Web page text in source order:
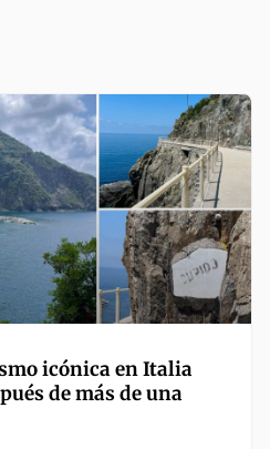
icónica en Italia
de más de una